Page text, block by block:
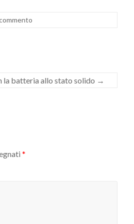
la batteria allo stato solido →
*